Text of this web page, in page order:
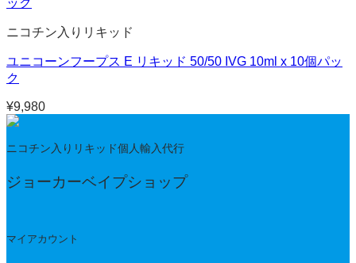
ニコチン入りリキッド
ユニコーンフープス E リキッド 50/50 IVG 10ml x 10個パッ
ク
¥9,980
ニコチン入りリキッド個人輸入代行
ジョーカーベイプショップ
マイアカウント